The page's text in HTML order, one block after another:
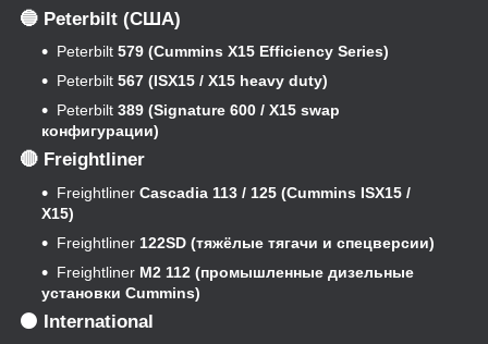
🔵 Peterbilt (США)
Peterbilt 579 (Cummins X15 Efficiency Series)
Peterbilt 567 (ISX15 / X15 heavy duty)
Peterbilt 389 (Signature 600 / X15 swap
конфигурации)
🔴 Freightliner
Freightliner Cascadia 113 / 125 (Cummins ISX15 /
X15)
Freightliner 122SD (тяжёлые тягачи и спецверсии)
Freightliner M2 112 (промышленные дизельные
установки Cummins)
⚫ International